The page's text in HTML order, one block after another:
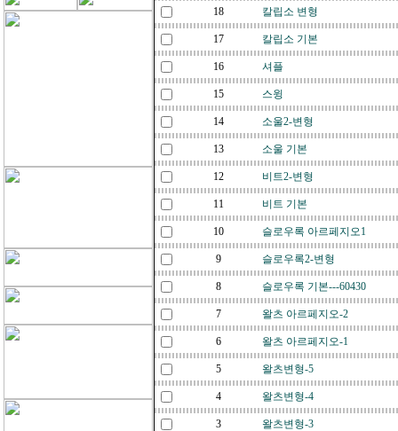
18 칼립소 변형
17 칼립소 기본
16 셔플
15 스윙
14 소울2-변형
13 소울 기본
12 비트2-변형
11 비트 기본
10 슬로우록 아르페지오1
9 슬로우록2-변형
8 슬로우록 기본---60430
7 왈츠 아르페지오-2
6 왈츠 아르페지오-1
5 왈츠변형-5
4 왈츠변형-4
3 왈츠변형-3